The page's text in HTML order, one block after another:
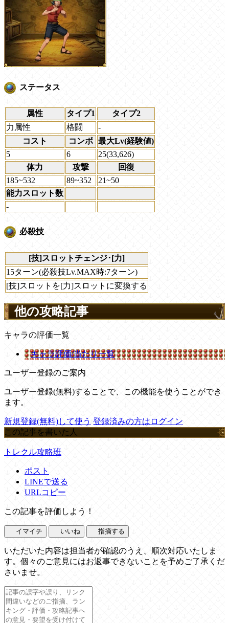
ステータス
属性 タイプ1
タイプ2
力属性
格闘
-
コスト
コンボ 最大Lv(経験値)
5
6
25(33,626)
体力
攻撃
回復
185~532
89~352
21~50
能力スロット数
-
必殺技
[技]スロットチェンジ･[力]
15ターン(必殺技Lv.MAX時:7ターン)
[技]スロットを[力]スロットに変換する
他の攻略記事
キャラの評価一覧
キャラ評価/当たり一覧
ユーザー登録のご案内
ユーザー登録(無料)することで、この機能を使うことができ
ます。
新規登録(無料)して使う 登録済みの方はログイン
この記事を書いた人
トレクル攻略班
ポスト
LINEで送る
URLコピー
この記事を評価しよう！
イマイチ いいね 指摘する
いただいた内容は担当者が確認のうえ、順次対応いたしま
す。個々のご意見にはお返事できないことを予めご了承くだ
さいませ。